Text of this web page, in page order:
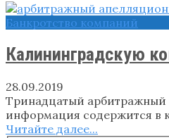
Банкротство компаний
Калининградскую
28.09.2019
Тринадцатый арбитражный
информация содержится в
Читайте далее...